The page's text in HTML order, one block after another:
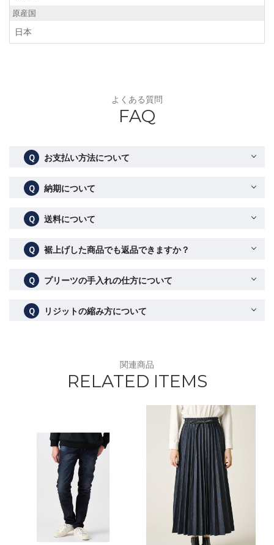
原産国
日本
よくある質問
FAQ
Ｑ お支払い方法について
Ｑ 納期について
Ｑ 送料について
Ｑ 裾上げした商品でも返品できますか？
Ｑ プリーツの手入れの仕方について
Ｑ リジットの縮み方について
関連商品
RELATED ITEMS